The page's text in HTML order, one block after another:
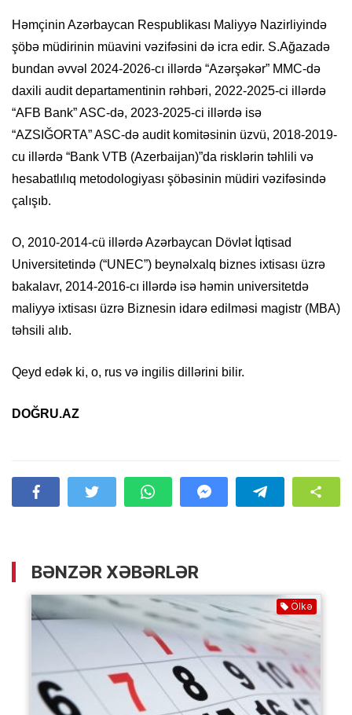
Həmçinin Azərbaycan Respublikası Maliyyə Nazirliyində
şöbə müdirinin müavini vəzifəsini də icra edir. S.Ağazadə
bundan əvvəl 2024-2026-cı illərdə “Azərşəkər” MMC-də
daxili audit departamentinin rəhbəri, 2022-2025-ci illərdə
“AFB Bank” ASC-də, 2023-2025-ci illərdə isə
“AZSIĞORTA” ASC-də audit komitəsinin üzvü, 2018-2019-
cu illərdə “Bank VTB (Azerbaijan)”da risklərin təhlili və
hesabatlılıq metodologiyası şöbəsinin müdiri vəzifəsində
çalışıb.
O, 2010-2014-cü illərdə Azərbaycan Dövlət İqtisad
Universitetində (“UNEC”) beynəlxalq biznes ixtisası üzrə
bakalavr, 2014-2016-cı illərdə isə həmin universitetdə
maliyyə ixtisası üzrə Biznesin idarə edilməsi magistr (MBA)
təhsili alıb.
Qeyd edək ki, o, rus və ingilis dillərini bilir.
DOĞRU.AZ
BƏNZƏR XƏBƏRLƏR
Ölkə